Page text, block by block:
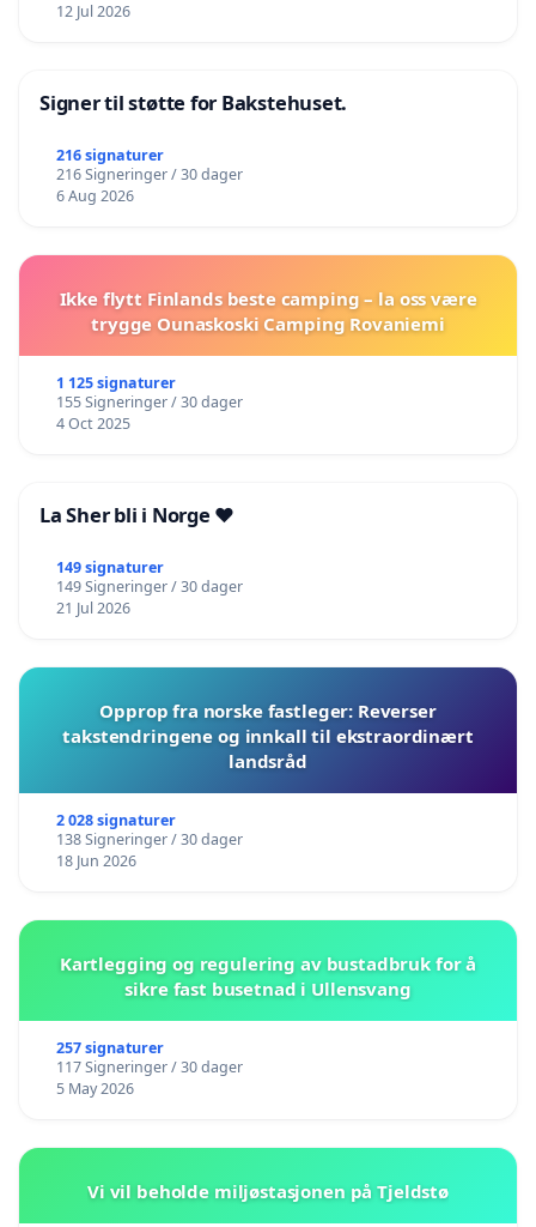
12 Jul 2026
Signer til støtte for Bakstehuset.
216 signaturer
216 Signeringer / 30 dager
6 Aug 2026
Ikke flytt Finlands beste camping – la oss være
trygge Ounaskoski Camping Rovaniemi
1 125 signaturer
155 Signeringer / 30 dager
4 Oct 2025
La Sher bli i Norge ❤️
149 signaturer
149 Signeringer / 30 dager
21 Jul 2026
Opprop fra norske fastleger: Reverser
takstendringene og innkall til ekstraordinært
landsråd
2 028 signaturer
138 Signeringer / 30 dager
18 Jun 2026
Kartlegging og regulering av bustadbruk for å
sikre fast busetnad i Ullensvang
257 signaturer
117 Signeringer / 30 dager
5 May 2026
Vi vil beholde miljøstasjonen på Tjeldstø